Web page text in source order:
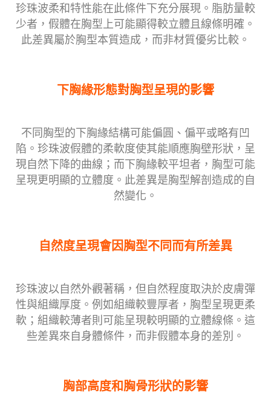
珍珠波柔和特性能在此條件下充分展現。脂肪量較
少者，假體在胸型上可能顯得較立體且線條明確。
此差異屬於胸型本質造成，而非材質優劣比較。
下胸緣形態對胸型呈現的影響
不同胸型的下胸緣結構可能偏圓、偏平或略有凹
陷。珍珠波假體的柔軟度使其能順應胸壁形狀，呈
現自然下降的曲線；而下胸緣較平坦者，胸型可能
呈現更明顯的立體度。此差異是胸型解剖造成的自
然變化。
自然度呈現會因胸型不同而有所差異
珍珠波以自然外觀著稱，但自然程度取決於皮膚彈
性與組織厚度。例如組織較豐厚者，胸型呈現更柔
軟；組織較薄者則可能呈現較明顯的立體線條。這
些差異來自身體條件，而非假體本身的差別。
胸部高度和胸骨形狀的影響